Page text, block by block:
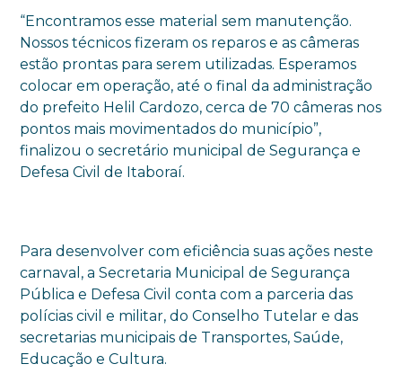
“Encontramos esse material sem manutenção.
Nossos técnicos fizeram os reparos e as câmeras
estão prontas para serem utilizadas. Esperamos
colocar em operação, até o final da administração
do prefeito Helil Cardozo, cerca de 70 câmeras nos
pontos mais movimentados do município”,
finalizou o secretário municipal de Segurança e
Defesa Civil de Itaboraí.
Para desenvolver com eficiência suas ações neste
carnaval, a Secretaria Municipal de Segurança
Pública e Defesa Civil conta com a parceria das
polícias civil e militar, do Conselho Tutelar e das
secretarias municipais de Transportes, Saúde,
Educação e Cultura.